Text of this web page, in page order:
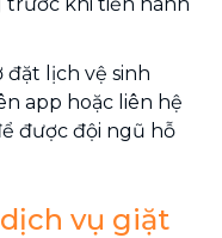
lịch vệ sinh
app hoặc liên hệ
được đội ngũ hỗ
vụ giặt